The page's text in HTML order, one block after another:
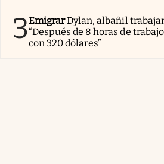
3EmigrarDylan, albañil
“Después de 8 horas de
con 320 dólares”